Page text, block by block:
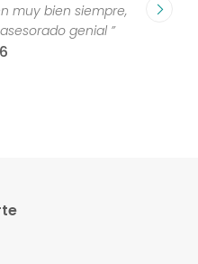
muy bien siempre,
genial ”